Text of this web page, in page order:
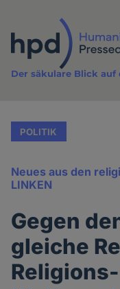
Inhalt
Der säkulare Blick auf
POLITIK
Neues aus den
LINKEN
Gegen
gleiche